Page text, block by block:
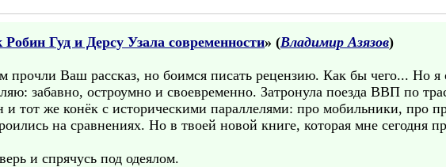
Гуд и Дерсу Узала современности» (Владимир Азязов)
прочли Ваш рассказ, но боимся писать рецензию. Как бы чего... Но я
забавно, остроумно и своевременно. Затронула поезда ВВП по
и тот же конёк с историческими параллелями: про мобильники, про
на сравнениях. Но в твоей новой книге, которая мне сегодня
и спрячусь под одеялом.